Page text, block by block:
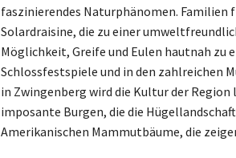
faszinierendes Naturphänomen.
Solardraisine, die zu einer
Möglichkeit, Greife und Eulen hautnah
Schlossfestspiele und in den zahlreichen
in Zwingenberg wird die Kultur der
imposante Burgen, die die
Amerikanischen Mammutbäume, die